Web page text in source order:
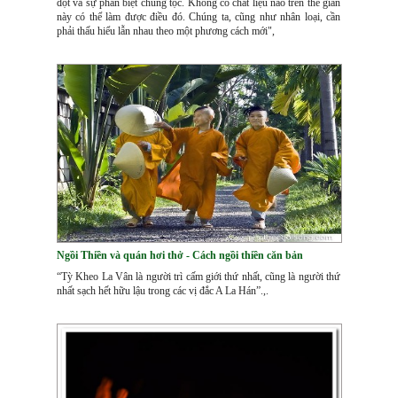
đột và sự phân biệt chủng tộc. Không có chất liệu nào trên thế gian
này có thể làm được điều đó. Chúng ta, cũng như nhân loại, cần
phải thấu hiểu lẫn nhau theo một phương cách mới",
Ngồi Thiền và quán hơi thở - Cách ngồi thiền căn bản
“Tỳ Kheo La Vân là người trì cấm giới thứ nhất, cũng là người thứ
nhất sạch hết hữu lậu trong các vị đắc A La Hán”.,.